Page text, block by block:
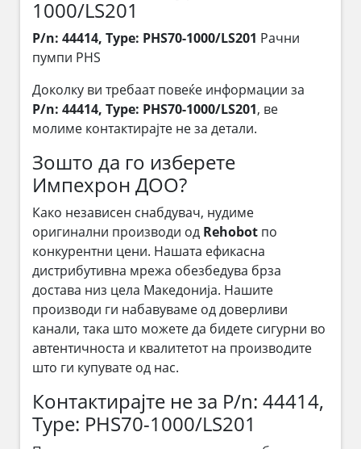
1000/LS201
P/n: 44414, Type: PHS70-1000/LS201 Рачни
пумпи PHS
Доколку ви требаат повеќе информации за
P/n: 44414, Type: PHS70-1000/LS201, ве
молиме контактирајте не за детали.
Зошто да го изберете
Импехрон ДОО?
Како независен снабдувач, нудиме
оригинални производи од Rehobot по
конкурентни цени. Нашата ефикасна
дистрибутивна мрежа обезбедува брза
достава низ цела Македонија. Нашите
производи ги набавуваме од доверливи
канали, така што можете да бидете сигурни во
автентичноста и квалитетот на производите
што ги купувате од нас.
Контактирајте не за P/n: 44414,
Type: PHS70-1000/LS201